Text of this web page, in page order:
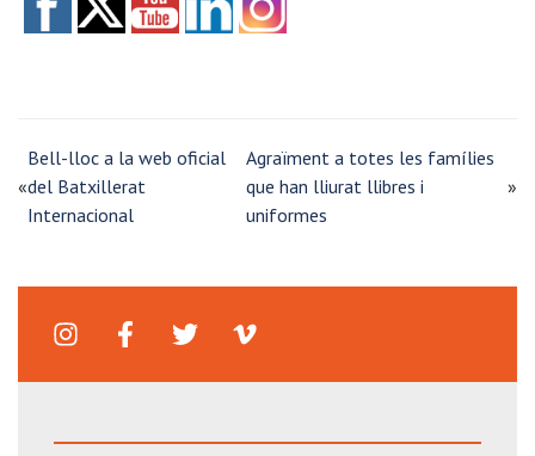
«
Bell-lloc a la web oficial
del Batxillerat
Internacional
Agraïment a totes les famílies
que han lliurat llibres i
uniformes
»